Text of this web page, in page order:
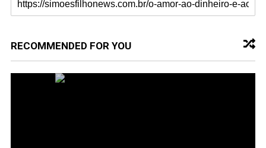
RECOMMENDED FOR YOU